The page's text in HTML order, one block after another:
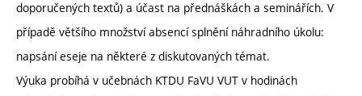
doporučených textů) a účast na přednáškách a seminářích. V
případě většího množství absencí splnění náhradního úkolu:
napsání eseje na některé z diskutovaných témat.
Výuka probíhá v učebnách KTDU FaVU VUT v hodinách